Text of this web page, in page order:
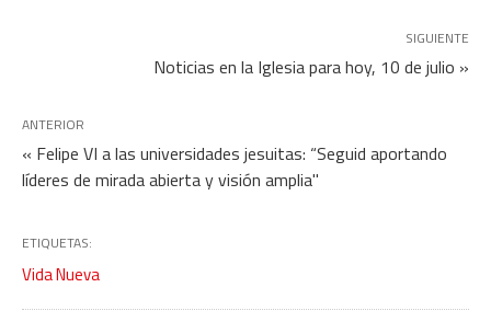
SIGUIENTE
Noticias en la Iglesia para hoy, 10 de julio »
ANTERIOR
« Felipe VI a las universidades jesuitas: “Seguid aportando
líderes de mirada abierta y visión amplia"
ETIQUETAS:
Vida Nueva